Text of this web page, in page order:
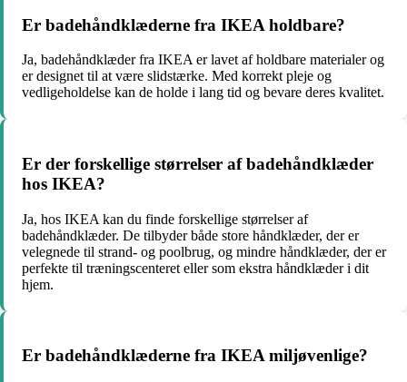
Er badehåndklæderne fra IKEA holdbare?
Ja, badehåndklæder fra IKEA er lavet af holdbare materialer og
er designet til at være slidstærke. Med korrekt pleje og
vedligeholdelse kan de holde i lang tid og bevare deres kvalitet.
Er der forskellige størrelser af badehåndklæder
hos IKEA?
Ja, hos IKEA kan du finde forskellige størrelser af
badehåndklæder. De tilbyder både store håndklæder, der er
velegnede til strand- og poolbrug, og mindre håndklæder, der er
perfekte til træningscenteret eller som ekstra håndklæder i dit
hjem.
Er badehåndklæderne fra IKEA miljøvenlige?